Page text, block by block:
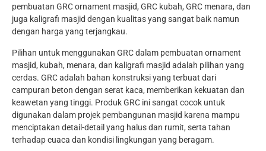
pembuatan GRC ornament masjid, GRC kubah, GRC menara, dan
juga kaligrafi masjid dengan kualitas yang sangat baik namun
dengan harga yang terjangkau.
Pilihan untuk menggunakan GRC dalam pembuatan ornament
masjid, kubah, menara, dan kaligrafi masjid adalah pilihan yang
cerdas. GRC adalah bahan konstruksi yang terbuat dari
campuran beton dengan serat kaca, memberikan kekuatan dan
keawetan yang tinggi. Produk GRC ini sangat cocok untuk
digunakan dalam projek pembangunan masjid karena mampu
menciptakan detail-detail yang halus dan rumit, serta tahan
terhadap cuaca dan kondisi lingkungan yang beragam.